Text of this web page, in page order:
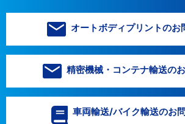
オートボディプリントのお
精密機械・コンテナ輸送の
車両輸送/バイク輸送のお